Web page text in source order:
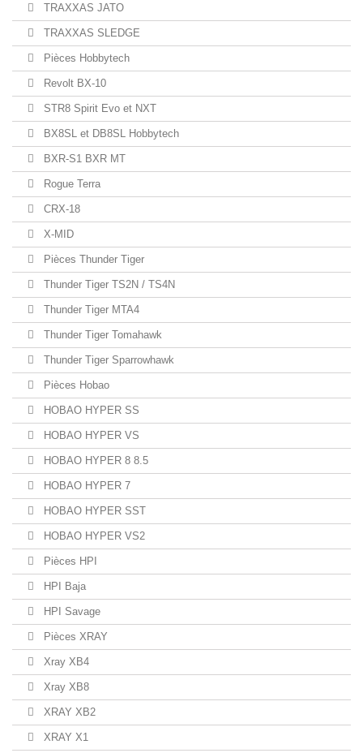
TRAXXAS JATO
TRAXXAS SLEDGE
Pièces Hobbytech
Revolt BX-10
STR8 Spirit Evo et NXT
BX8SL et DB8SL Hobbytech
BXR-S1 BXR MT
Rogue Terra
CRX-18
X-MID
Pièces Thunder Tiger
Thunder Tiger TS2N / TS4N
Thunder Tiger MTA4
Thunder Tiger Tomahawk
Thunder Tiger Sparrowhawk
Pièces Hobao
HOBAO HYPER SS
HOBAO HYPER VS
HOBAO HYPER 8 8.5
HOBAO HYPER 7
HOBAO HYPER SST
HOBAO HYPER VS2
Pièces HPI
HPI Baja
HPI Savage
Pièces XRAY
Xray XB4
Xray XB8
XRAY XB2
XRAY X1